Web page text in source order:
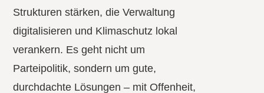
Strukturen stärken, die Verwaltung
digitalisieren und Klimaschutz lokal
verankern. Es geht nicht um
Parteipolitik, sondern um gute,
durchdachte Lösungen – mit Offenheit,